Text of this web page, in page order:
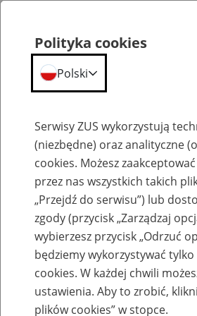
Komunikaty
Komunikat Prezesa
Społecznych z dnia 24
Polityka cookies
Polski
Serwisy ZUS wykorzystują
(niezbędne) oraz analityczne
cookies. Możesz
przez nas wszystkich takich
„Przejdź do serwisu”) lub
zgody (przycisk „Zarządzaj
wybierzesz przycisk „Odrzuć
będziemy wykorzystywać
cookies. W każdej chwili
ustawienia. Aby to zrobić,
plików cookies” w stopce.